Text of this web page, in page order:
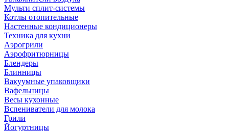
Мульти сплит-системы
Котлы отопительные
Настенные кондиционеры
Техника для кухни
Аэрогрили
Аэрофритюрницы
Блендеры
Блинницы
Вакуумные упаковщики
Вафельницы
Весы кухонные
Вспениватели для молока
Грили
Йогуртницы